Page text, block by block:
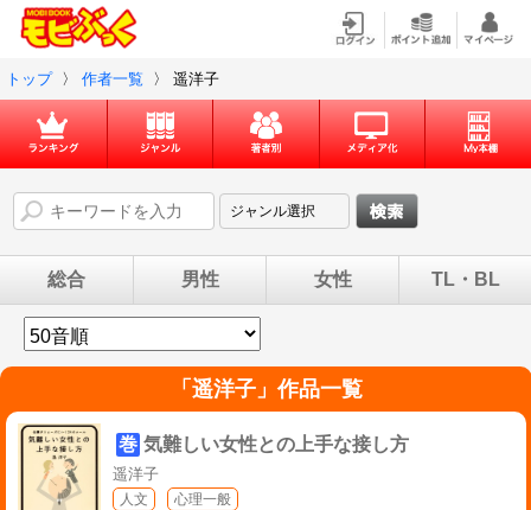
トップ 〉 作者一覧 〉 遥洋子
総合 男性 女性 TL・BL
「 遥洋子」作品一覧
巻 気難しい女性との上手な接し方
遥洋子
人文
心理一般